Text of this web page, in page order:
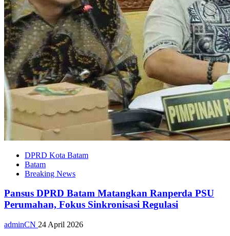
DPRD Kota Batam
Batam
Breaking News
Pansus DPRD Batam Matangkan Ranperda PSU
Perumahan, Fokus Sinkronisasi Regulasi
adminCN 24 April 2026